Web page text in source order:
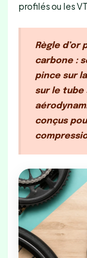
profilés ou les
Règle d’or
carbone :
pince sur
sur le tube
conçus